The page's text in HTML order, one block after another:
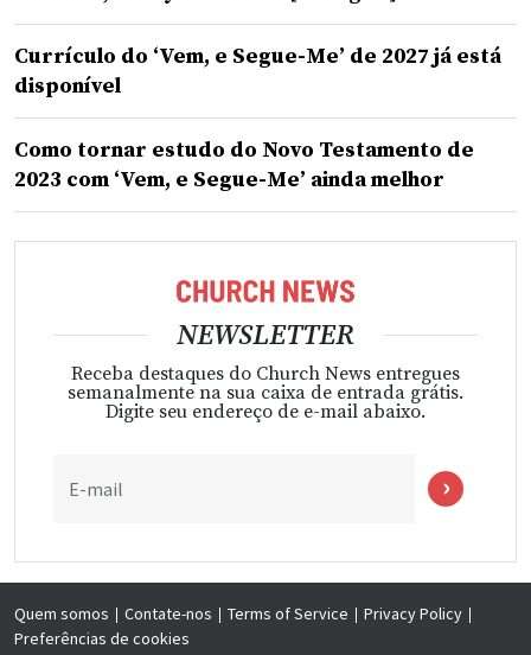
Mickey Lui, diretor de assuntos temporais da Área Ásia da
Igreja, disse que a atividade reflete a preocupação dos líderes
em atender às necessidades locais.
“Percebemos as necessidades da comunidade, principalmente
Nos últimos meses, os membros locais também trabalharam
para melhorar as instalações daSurabaya Foundation for the
Development of Disabled Children[Fundação Surabaya para o
Desenvolvimento de Crianças]. Isto incluiu a reforma do
modernização da acessibilidade dos banheiros e o
fornecimento de equipamentos terapêuticos para apoiar os
presidência da Área Ásia de A Igreja de Jesus Cristo dos Santos dos
Últimos Dias, corta a fita de inauguração, após membros da Igreja